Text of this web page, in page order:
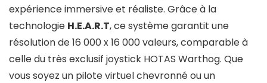
expérience immersive et réaliste. Grâce à la
technologie H.E.A.R.T, ce système garantit une
résolution de 16 000 x 16 000 valeurs, comparable à
celle du très exclusif joystick HOTAS Warthog. Que
vous soyez un pilote virtuel chevronné ou un